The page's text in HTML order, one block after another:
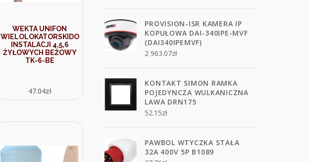
WEKTA UNIFON
WIELOLOKATORSKIDO
INSTALACJI 4,5,6
ŻYŁOWYCH BEŻOWY
TK-6-BE
47.04zł
PROVISION-ISR KAMERA IP
KOPUŁOWA DAI-340IPE-MVF
(DAI340IPEMVF)
2 963.07zł
KONTAKT SIMON RAMKA
POJEDYNCZA WULKANICZNA
LAWA DRN175
52.15zł
PAWBOL WTYCZKA STAŁA
32A 400V 5P B1089